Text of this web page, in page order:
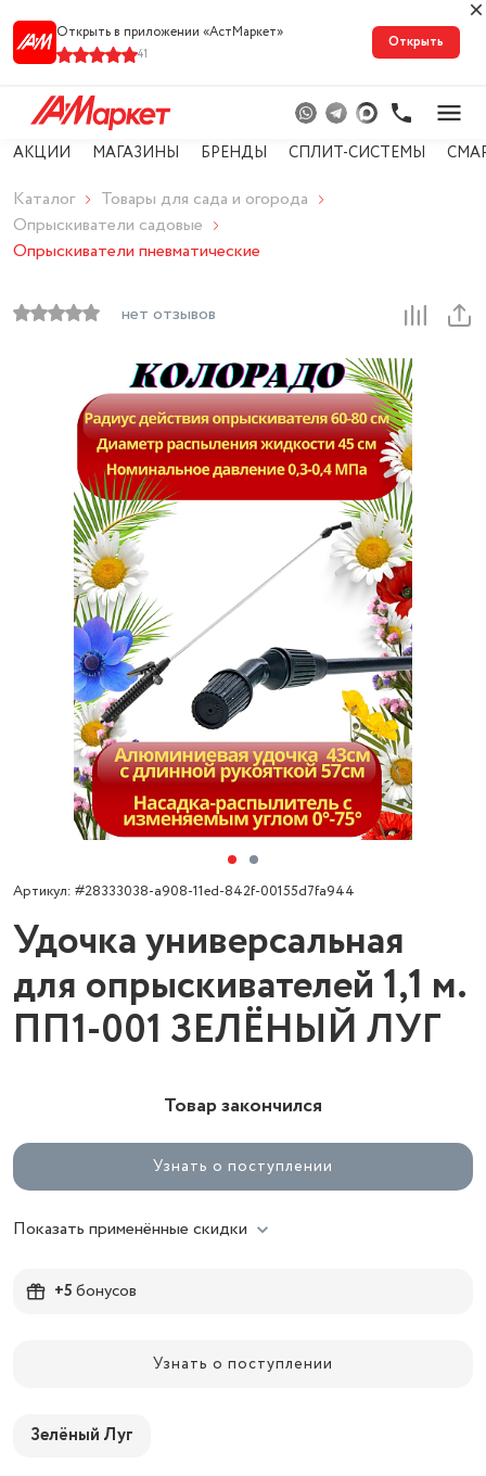
Открыть в приложении «АстМарке‪т‬»
41
Открыть
АКЦИИ МАГАЗИНЫ БРЕНДЫ СПЛИТ-СИСТЕМЫ
Каталог
Товары для сада и огорода
Опрыскиватели садовые
Опрыскиватели пневматические
нет отзывов
Артикул: #28333038-a908-11ed-842f-00155d7fa944
Удочка универсальная
для опрыскивателей 1,1 м.
ПП1-001 ЗЕЛЁНЫЙ ЛУГ
Товар закончился
Узнать о поступлении
Показать применённые скидки
+5бонусов
Узнать о поступлении
Зелёный Луг